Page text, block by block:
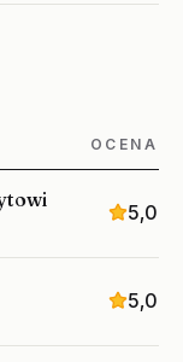
OCENA
5,0
5,0